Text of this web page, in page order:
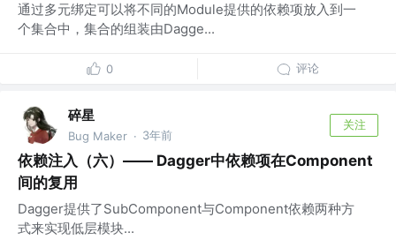
通过多元绑定可以将不同的Module提供的依赖项放入到一
个集合中，集合的组装由Dagge...
0 评论
碎星
Bug Maker · 3年前
关注
依赖注入（六）—— Dagger中依赖项在Component
间的复用
Dagger提供了SubComponent与Component依赖两种方
式来实现低层模块...